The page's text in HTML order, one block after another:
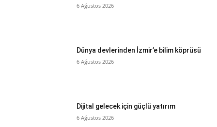
6 Ağustos 2026
Dünya devlerinden İzmir’e bilim köprüsü
6 Ağustos 2026
Dijital gelecek için güçlü yatırım
6 Ağustos 2026